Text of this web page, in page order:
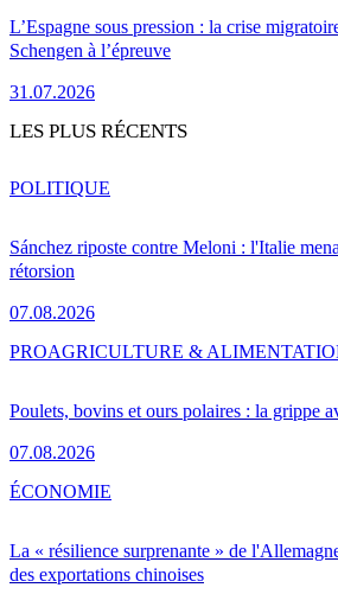
L’Espagne sous pression : la crise
Schengen à l’épreuve
31.07.2026
LES PLUS RÉCENTS
Sánchez riposte contre Meloni : l'Italie
rétorsion
07.08.2026
POLITIQUE
Poulets, bovins et ours polaires : la grippe
07.08.2026
PROAGRICULTURE &
La « résilience surprenante » de
des exportations chinoises
ÉCONOMIE